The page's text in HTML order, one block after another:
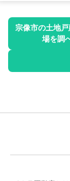
エクレール自
所在地 福岡県宗
売却相場価格：
ロフティ赤間駅
福岡県宗
売却相場価格
宗像市の土地
場を調